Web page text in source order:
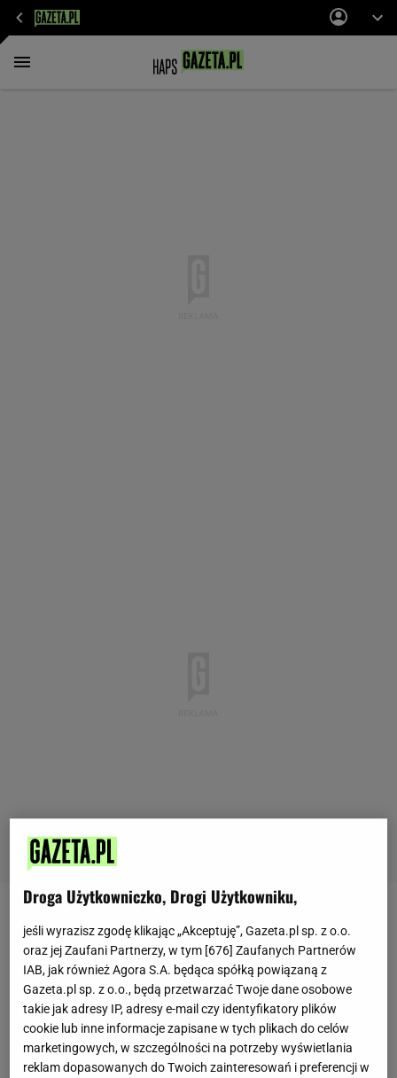
Kinga Wójcik
Redaktorka treści Lifestyle
Z wykształcenia jest politologiem. Ukończyła
Wydział Studiów Międzynarodowych i
Droga Użytkowniczko, Drogi Użytkowniku,
jeśli wyrazisz zgodę klikając „Akceptuję”, Gazeta.pl sp. z o.o.
oraz jej Zaufani Partnerzy, w tym [676] Zaufanych Partnerów
IAB, jak również Agora S.A. będąca spółką powiązaną z
Gazeta.pl sp. z o.o., będą przetwarzać Twoje dane osobowe
takie jak adresy IP, adresy e-mail czy identyfikatory plików
cookie lub inne informacje zapisane w tych plikach do celów
marketingowych, w szczególności na potrzeby wyświetlania
reklam dopasowanych do Twoich zainteresowań i preferencji w